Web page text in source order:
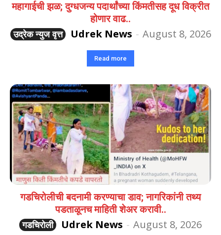
महागाईची झळ; दुग्धजन्य पदार्थांच्या किंमतीसह दूध विक्रीत
होणार वाढ..
उद्रेक न्युज वृत्त
Udrek News - August 8, 2026
Read more
गडचिरोलीची बदनामी करण्याचा डाव; नागरिकांनी तथ्य
पडताळूनच माहिती शेअर करावी..
गडचिरोली
Udrek News - August 8, 2026